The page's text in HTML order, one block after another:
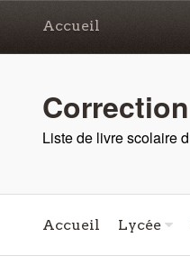
Accueil
Liste de livre scolaire
Accueil Lycée